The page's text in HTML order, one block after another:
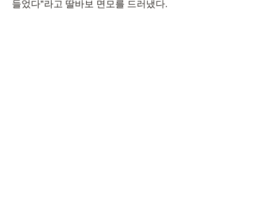
들었다"라고 딸바보 면모를 드러냈다.